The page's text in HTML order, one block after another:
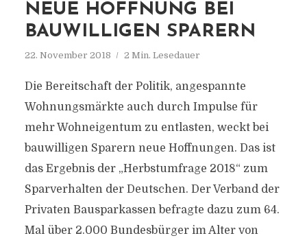
NEUE HOFFNUNG BEI
BAUWILLIGEN SPARERN
22. November 2018 2 Min. Lesedauer
Die Bereitschaft der Politik, angespannte
Wohnungsmärkte auch durch Impulse für
mehr Wohneigentum zu entlasten, weckt bei
bauwilligen Sparern neue Hoffnungen. Das ist
das Ergebnis der „Herbstumfrage 2018“ zum
Sparverhalten der Deutschen. Der Verband der
Privaten Bausparkassen befragte dazu zum 64.
Mal über 2.000 Bundesbürger im Alter von